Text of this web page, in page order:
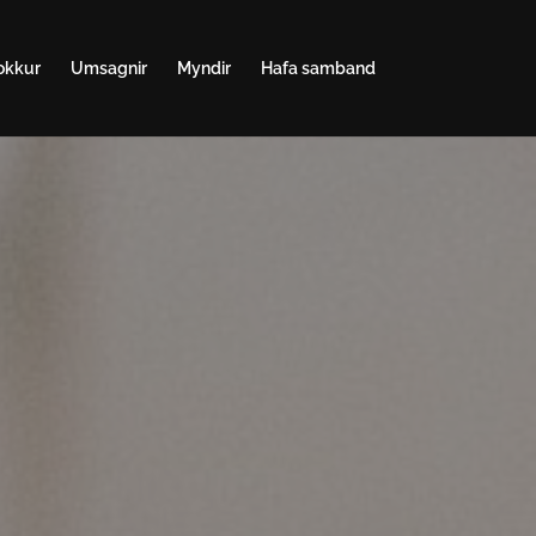
Umsagnir Myndir Hafa samband